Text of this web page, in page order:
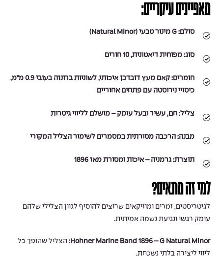
מאפיינים עיקריים:
סולם:
סוג: מפוחית דיאטונית, 10 חורים
חומרים:
קאם מעץ דובדבן איכותי, לשוניות ברונזה בעובי 0.9 מ״מ,
כיסויי נירוסטה עם פתחים אחוריים
צליל: חם, עשיר ובעל עומק – מושלם לליווי גיטרות
מבנה: הרכבה מסורתית במסמרים לשימור הצליל המקורי
תוצרת:גרמניה – איכות ומסורת מאז 1896
למי זה מתאים?
לגיטריסטים, זמרים ומוזיקאים שרוצים להוסיף לגוון הצלילי שלהם
עומק רגשי ונגיעת נשמה אמיתית.
Hohner Marine Band 1896 – G Natural Minor:
הצליל שהופך כל
ליווי ליצירה בלתי נשכחת.